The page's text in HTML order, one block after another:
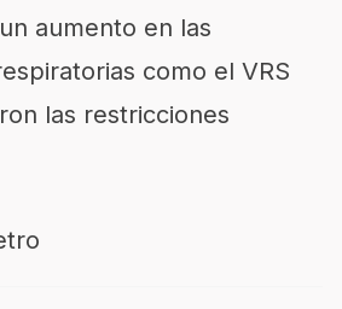
aumento en las
como el VRS
las restricciones